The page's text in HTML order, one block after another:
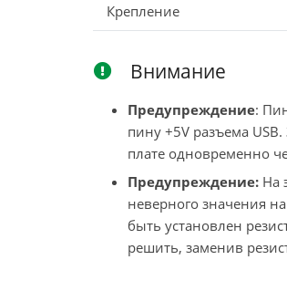
Крепление
Внимание
Предупреждение:
пину +5V разъема
плате одновременно
Предупреждение:На
неверного значения
быть установлен
решить, заменив